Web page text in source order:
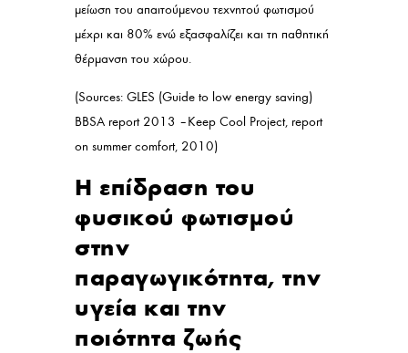
μείωση του απαιτούμενου τεχνητού φωτισμού
μέχρι και 80% ενώ εξασφαλίζει και τη παθητική
θέρμανση του χώρου.
(Sources: GLES (Guide to low energy saving)
BBSA report 2013 – Keep Cool Project, report
on summer comfort, 2010)
Η επίδραση του
φυσικού φωτισμού
στην
παραγωγικότητα, την
υγεία και την
ποιότητα ζωής